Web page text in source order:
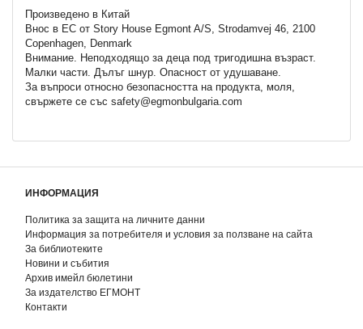
Произведено в Китай
Внос в ЕС от Story House Egmont A/S, Strodamvej 46, 2100
Copenhagen, Denmark
Внимание. Неподходящo за деца под тригодишна възраст.
Малки части. Дълъг шнур. Опасност от удушаване.
За въпроси относно безопасността на продукта, моля,
свържете се със safety@egmonbulgaria.com
ИНФОРМАЦИЯ
Политика за защита на личните данни
Информация за потребителя и условия за ползване на сайта
За библиотеките
Новини и събития
Архив имейл бюлетини
За издателство ЕГМОНТ
Контакти